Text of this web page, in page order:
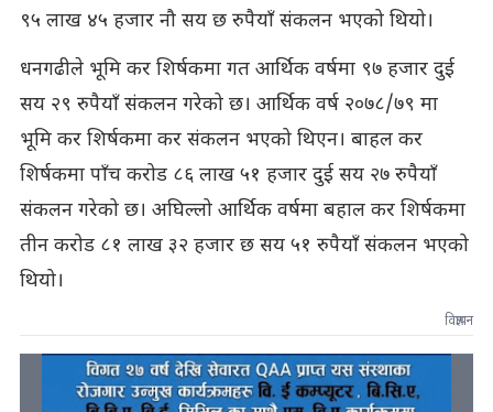
९५ लाख ४५ हजार नौ सय छ रुपैयाँ संकलन भएको थियो।
धनगढीले भूमि कर शिर्षकमा गत आर्थिक वर्षमा ९७ हजार दुई
सय २९ रुपैयाँ संकलन गरेको छ। आर्थिक वर्ष २०७८/७९ मा
भूमि कर शिर्षकमा कर संकलन भएको थिएन। बाहल कर
शिर्षकमा पाँच करोड ८६ लाख ५१ हजार दुई सय २७ रुपैयाँ
संकलन गरेको छ। अघिल्लो आर्थिक वर्षमा बहाल कर शिर्षकमा
तीन करोड ८१ लाख ३२ हजार छ सय ५१ रुपैयाँ संकलन भएको
थियो।
विज्ञापन